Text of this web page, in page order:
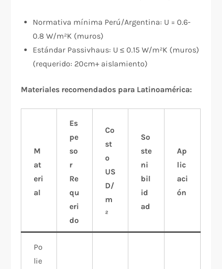
Normativa mínima Perú/Argentina: U = 0.6-
0.8 W/m²K (muros)
Estándar Passivhaus: U ≤ 0.15 W/m²K (muros)
(requerido: 20cm+ aislamiento)
Materiales recomendados para Latinoamérica:
M
at
eri
al
Es
pe
so
r
Re
qu
eri
do
Co
st
o
US
D/
m
²
So
ste
ni
bil
id
ad
Ap
lic
aci
ón
Po
lie